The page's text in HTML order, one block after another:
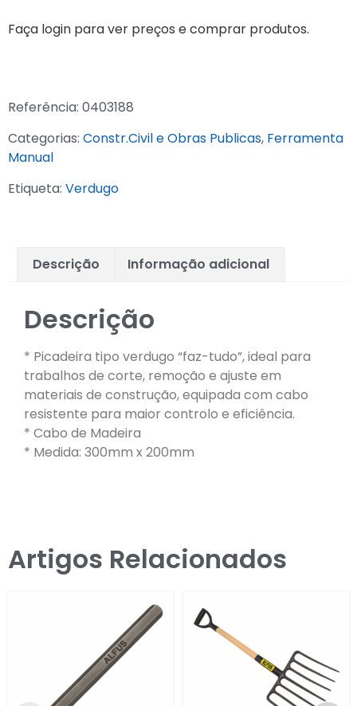
Faça login para ver preços e comprar produtos.
Referência: 0403188
Categorias: Constr.Civil e Obras Publicas, Ferramenta
Manual
Etiqueta: Verdugo
Descrição Informação adicional
Descrição
* Picadeira tipo verdugo “faz-tudo”, ideal para
trabalhos de corte, remoção e ajuste em
materiais de construção, equipada com cabo
resistente para maior controlo e eficiência.
* Cabo de Madeira
* Medida: 300mm x 200mm
Artigos Relacionados